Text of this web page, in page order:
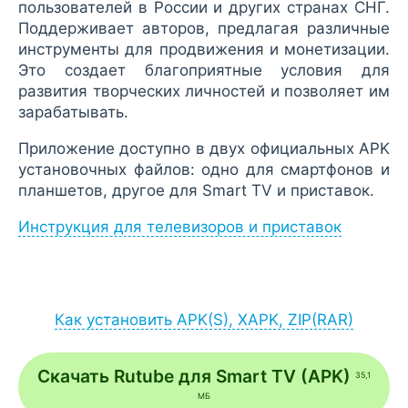
пользователей в России и других странах СНГ.
Поддерживает авторов, предлагая различные
инструменты для продвижения и монетизации.
Это создает благоприятные условия для
развития творческих личностей и позволяет им
зарабатывать.
Приложение доступно в двух официальных APK
установочных файлов: одно для смартфонов и
планшетов, другое для Smart TV и приставок.
Инструкция для телевизоров и приставок
Перейдите по основной зелёной ссылке
Откройте его через браузер или файловый
Как установить APK(S), XAPK, ZIP(RAR)
после загрузки APK-файла запустите его
через браузер (Меню - Загрузки) или
Скачать Rutube для Smart TV (APK) 35,1
МБ